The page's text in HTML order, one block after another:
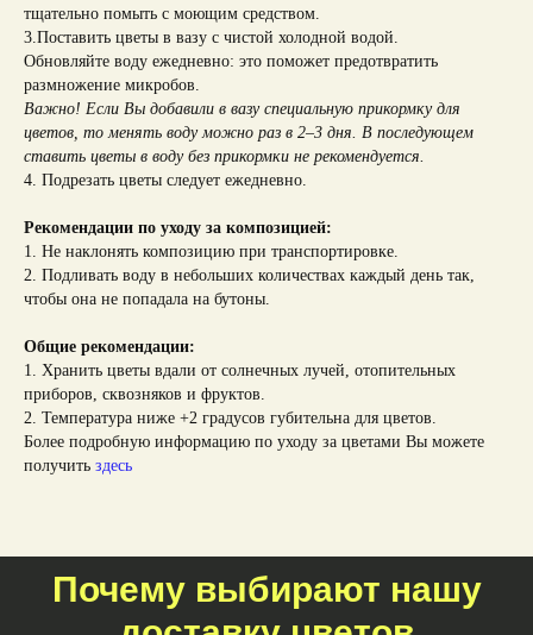
тщательно помыть с моющим средством.
3.Поставить цветы в вазу с чистой холодной водой.
Обновляйте воду ежедневно: это поможет предотвратить
размножение микробов.
Важно! Если Вы добавили в вазу специальную прикормку для
цветов, то менять воду можно раз в 2–3 дня. В последующем
ставить цветы в воду без прикормки не рекомендуется.
4. Подрезать цветы следует ежедневно.
Рекомендации по уходу за композицией:
1. Не наклонять композицию при транспортировке.
2. Подливать воду в небольших количествах каждый день так,
чтобы она не попадала на бутоны.
Общие рекомендации:
1. Хранить цветы вдали от солнечных лучей, отопительных
приборов, сквозняков и фруктов.
2. Температура ниже +2 градусов губительна для цветов.
Более подробную информацию по уходу за цветами Вы можете
получить здесь
Почему выбирают нашу